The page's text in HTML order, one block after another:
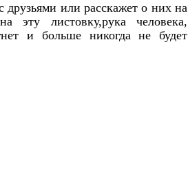
друзьями или расскажет о них на
эту листовку,рука человека,
и больше никогда не будет